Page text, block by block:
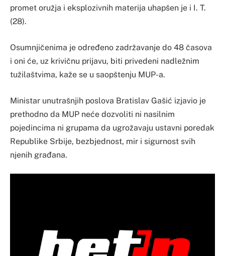
promet oružja i eksplozivnih materija uhapšen je i I. T.
(28).
Osumnjičenima je određeno zadržavanje do 48 časova
i oni će, uz krivičnu prijavu, biti privedeni nadležnim
tužilaštvima, kaže se u saopštenju MUP-a.
Ministar unutrašnjih poslova Bratislav Gašić izjavio je
prethodno da MUP neće dozvoliti ni nasilnim
pojedincima ni grupama da ugrožavaju ustavni poredak
Republike Srbije, bezbjednost, mir i sigurnost svih
njenih građana.